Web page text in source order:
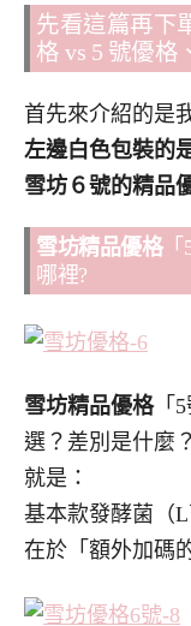
先看這篇再下
格 vs 5 號優格
首先來介紹的是
左邊白色包裝的
雪坊６號的精品
雪坊精品優格「
哪裡?
雪坊精品優格「
選？差別是什麼
就是：
基本款發酵菌（
在於「額外加碼